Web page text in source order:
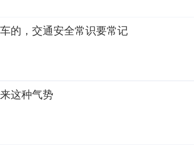
的，交通安全常识要常记
这种气势